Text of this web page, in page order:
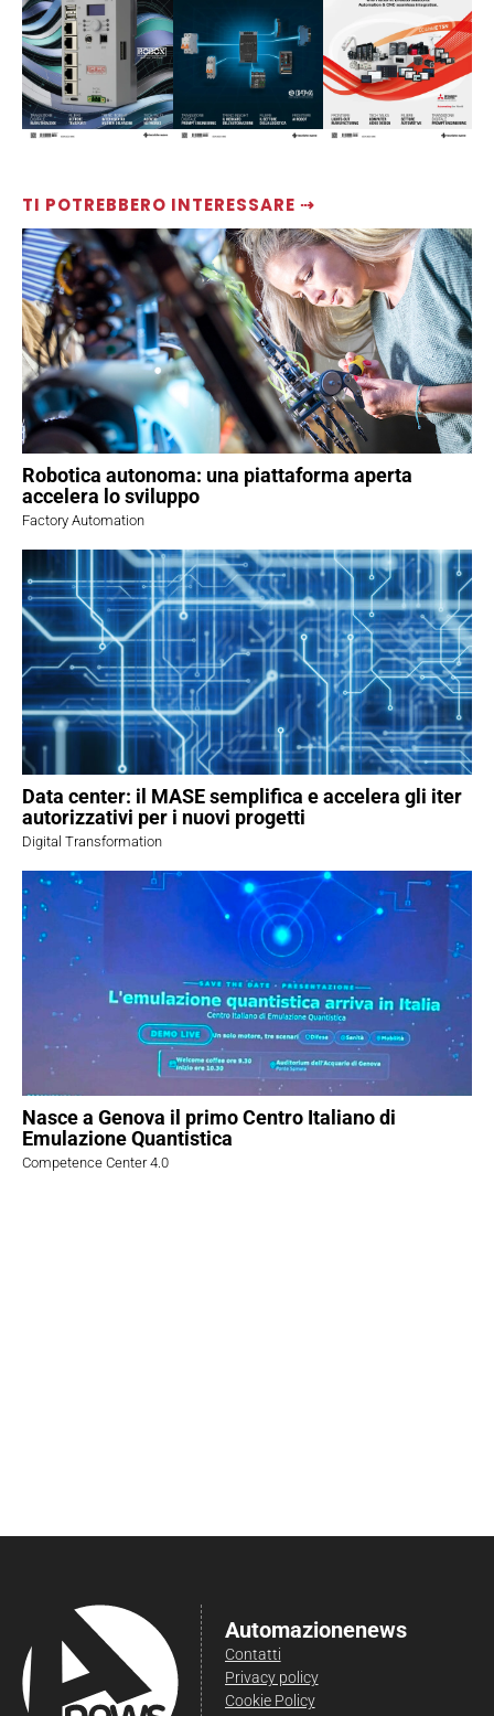
TI POTREBBERO INTERESSARE ⇢
Robotica autonoma: una piattaforma aperta
accelera lo sviluppo
Factory Automation
Data center: il MASE semplifica e accelera gli iter
autorizzativi per i nuovi progetti
Digital Transformation
Nasce a Genova il primo Centro Italiano di
Emulazione Quantistica
Competence Center 4.0
Automazionenews
Contatti
Privacy policy
Cookie Policy